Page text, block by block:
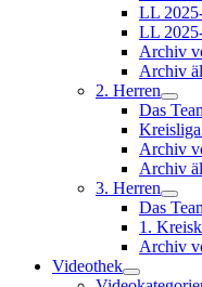
LL
LL
Archiv
Archiv
2. Herren
Das
Archiv
Archiv
3. Herren
Das
1.
Archiv
Videothek